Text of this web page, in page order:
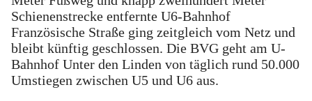
Schienenstrecke entfernte U6-Bahnhof
Französische Straße ging zeitgleich vom Netz und
bleibt künftig geschlossen. Die BVG geht am U-
Bahnhof Unter den Linden von täglich rund 50.000
Umstiegen zwischen U5 und U6 aus.